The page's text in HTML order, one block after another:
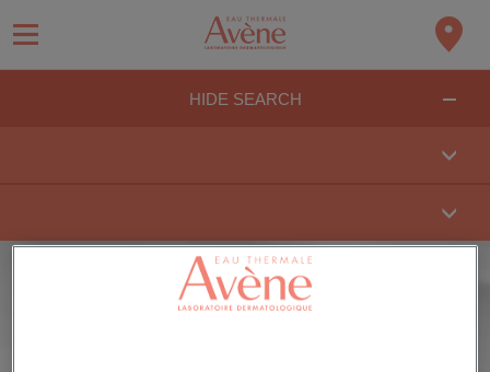
HIDE SEARCH
PRIEMONIŲ LINIJA TOLERANCE HYDRA-